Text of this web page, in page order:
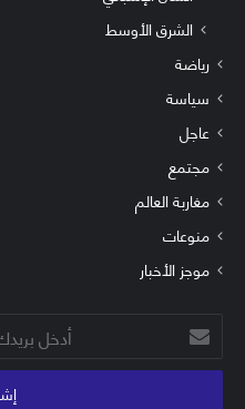
الشرق الأوسط
رياضة
سياسة
عاجل
مجتمع
مغاربة العالم
منوعات
موجز الأخبار
أدخل
بريدك
الإلكتروني